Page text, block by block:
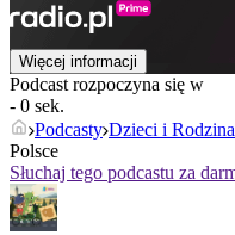
Więcej informacji
Podcast rozpoczyna się w
- 0 sek.
Podcasty Dzieci i Rodzina
Polsce
Słuchaj tego podcastu za